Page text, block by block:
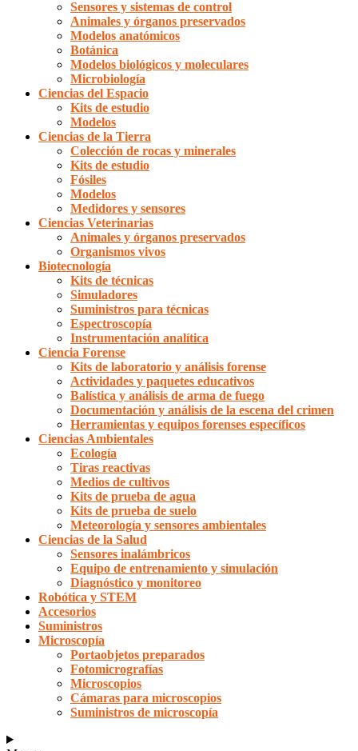
Sensores y sistemas de control
Animales y órganos preservados
Modelos anatómicos
Botánica
Modelos biológicos y moleculares
Microbiología
Ciencias del Espacio
Kits de estudio
Modelos
Ciencias de la Tierra
Colección de rocas y minerales
Kits de estudio
Fósiles
Modelos
Medidores y sensores
Ciencias Veterinarias
Animales y órganos preservados
Organismos vivos
Biotecnología
Kits de técnicas
Simuladores
Suministros para técnicas
Espectroscopía
Instrumentación analítica
Ciencia Forense
Kits de laboratorio y análisis forense
Actividades y paquetes educativos
Balística y análisis de arma de fuego
Documentación y análisis de la escena del crimen
Herramientas y equipos forenses específicos
Ciencias Ambientales
Ecología
Tiras reactivas
Medios de cultivos
Kits de prueba de agua
Kits de prueba de suelo
Meteorología y sensores ambientales
Ciencias de la Salud
Sensores inalámbricos
Equipo de entrenamiento y simulación
Diagnóstico y monitoreo
Robótica y STEM
Accesorios
Suministros
Microscopía
Portaobjetos preparados
Fotomicrografías
Microscopios
Cámaras para microscopios
Suministros de microscopía